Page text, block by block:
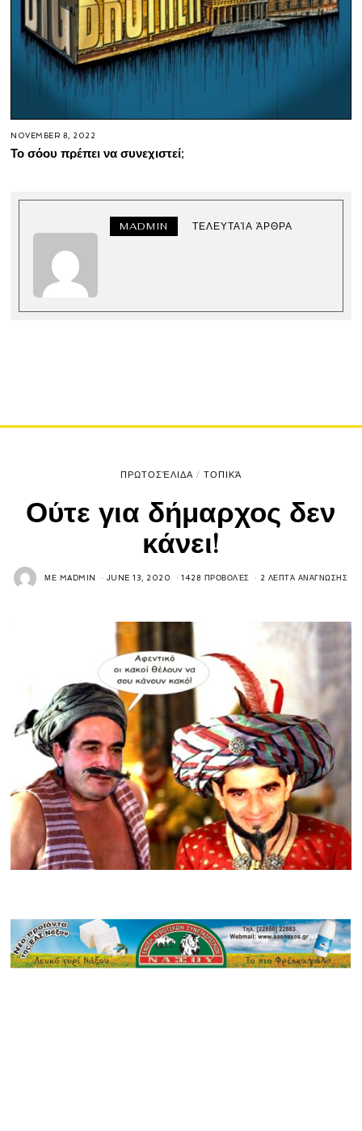
NOVEMBER 8, 2022
Το σόου πρέπει να συνεχιστεί;
MADMIN ΤΕΛΕΥΤΑΊΑ ΆΡΘΡΑ
ΠΡΩΤΟΣΈΛΙΔΑ / ΤΟΠΙΚΆ
Ούτε για δήμαρχος δεν
κάνει!
ΜΕ MADMIN JUNE 13, 2020 1428 ΠΡΟΒΟΛΈΣ 2 ΛΕΠΤΆ ΑΝΆΓΝΩΣΗΣ